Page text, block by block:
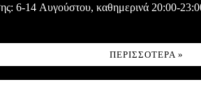
6-14 Αυγούστου, καθημερινά 20:00-
ΠΕΡΙΣΣΌΤΕΡΑ »